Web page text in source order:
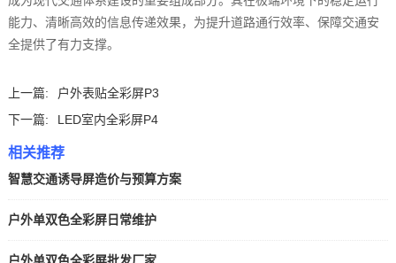
能力、清晰高效的信息传递效果，为提升道路通行效率、保障交通安
全提供了有力支撑。‍
上一篇:
户外表贴全彩屏P3
下一篇:
LED室内全彩屏P4
相关推荐
智慧交通诱导屏造价与预算方案
户外单双色全彩屏日常维护